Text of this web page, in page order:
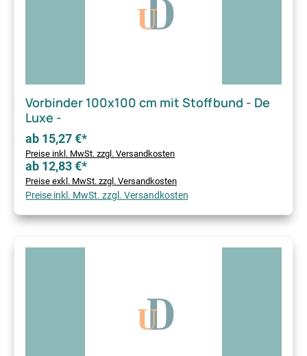
Vorbinder 100x100 cm mit Stoffbund - De
Luxe -
ab 15,27 €*
Preise inkl. MwSt. zzgl. Versandkosten
ab 12,83 €*
Preise exkl. MwSt. zzgl. Versandkosten
Preise inkl. MwSt. zzgl. Versandkosten